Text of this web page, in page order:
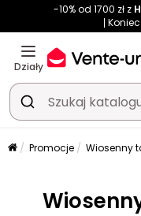
-10% od 1700 zł z
Działy
Promocje Wiosenny